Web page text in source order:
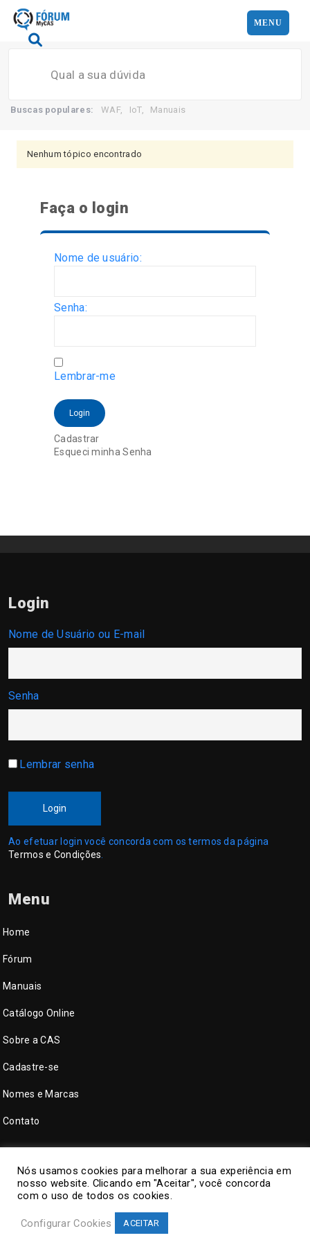
MENU
Buscas populares: WAF, IoT, Manuais
Nenhum tópico encontrado
Faça o login
Nome de usuário:
Senha:
Lembrar-me
Login
Cadastrar
Esqueci minha Senha
Login
Nome de Usuário ou E-mail
Senha
Lembrar senha
Login
Ao efetuar login você concorda com os termos da página
Termos e Condições
Menu
Home
Fórum
Manuais
Catálogo Online
Sobre a CAS
Cadastre-se
Nomes e Marcas
Contato
CAS Tecnologia. Todos direitos reservados.
Nós usamos cookies para melhorar a sua experiência em
nosso website. Clicando em "Aceitar", você concorda
com o uso de todos os cookies.
Configurar Cookies ACEITAR